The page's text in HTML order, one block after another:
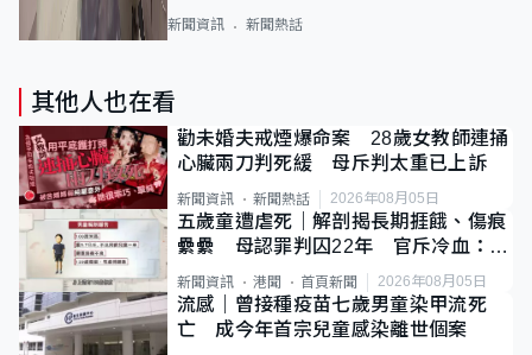
新聞資訊 新聞熱話
其他人也在看
勸未婚夫戒煙爆命案 28歲女教師連捅
心臟兩刀判死緩 母斥判太重已上訴
新聞資訊 新聞熱話 2026年08月05日
五歲童遭虐死｜解剖揭長期捱餓、傷痕
纍纍 母認罪判囚22年 官斥冷血：同
類案最惡劣
新聞資訊 港聞 首頁新聞 2026年08月05日
流感｜曾接種疫苗七歲男童染甲流死
亡 成今年首宗兒童感染離世個案